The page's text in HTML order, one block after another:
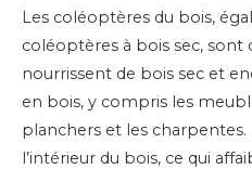
Les coléoptères du bois,
coléoptères à bois sec, sont
nourrissent de bois sec et
en bois, y compris les
planchers et les charpentes.
l’intérieur du bois, ce qui